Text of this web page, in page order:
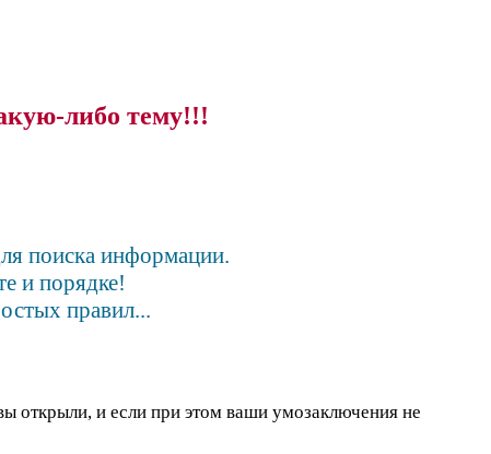
либо тему!!!
поиска информации.
и порядке!
правил...
открыли, и если при этом ваши умозаключения не